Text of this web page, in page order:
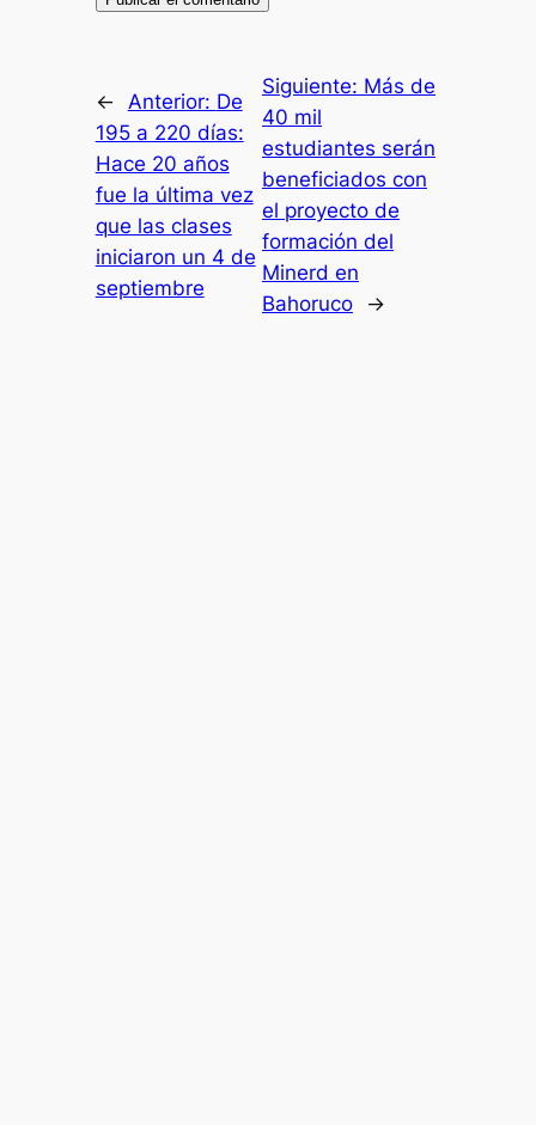
← Anterior: De
195 a 220 días:
Hace 20 años
fue la última vez
que las clases
iniciaron un 4 de
septiembre
Siguiente: Más de
40 mil
estudiantes serán
beneficiados con
el proyecto de
formación del
Minerd en
Bahoruco
→